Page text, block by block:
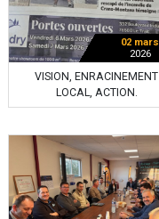
02 mars
2026
VISION, ENRACINEMENT
LOCAL, ACTION.